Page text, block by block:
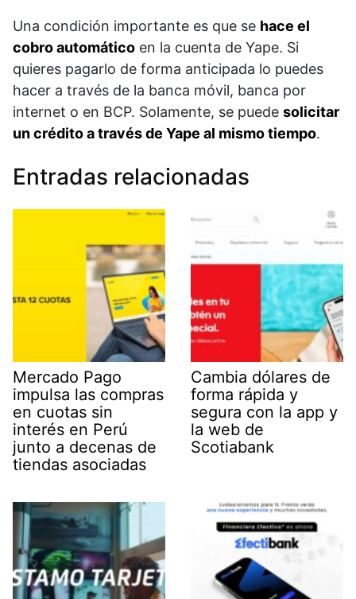
Una condición importante es que se hace el
cobro automático en la cuenta de Yape. Si
quieres pagarlo de forma anticipada lo puedes
hacer a través de la banca móvil, banca por
internet o en BCP. Solamente, se puede solicitar
un crédito a través de Yape al mismo tiempo.
Entradas relacionadas
Mercado Pago
impulsa las compras
en cuotas sin
interés en Perú
junto a decenas de
tiendas asociadas
Cambia dólares de
forma rápida y
segura con la app y
la web de
Scotiabank